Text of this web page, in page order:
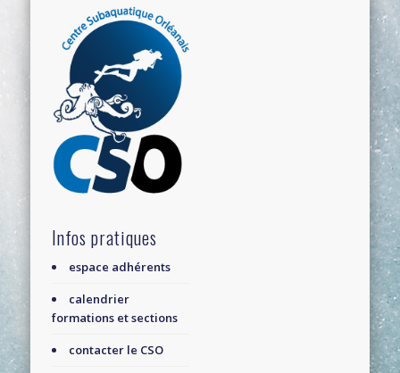
Infos pratiques
espace adhérents
calendrier
formations et sections
contacter le CSO